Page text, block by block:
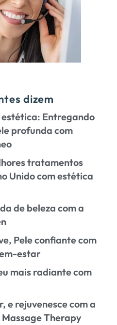
dizem
Entregando
profunda com
tratamentos
Unido com estética
de beleza com a
Pele confiante com
estar
mais radiante com
e rejuvenesce com a
Therapy